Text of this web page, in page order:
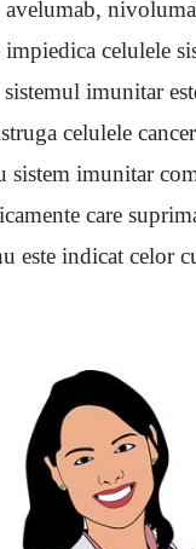
celulele
imunitar
celulele
sistem imunitar
care
este indicat celor